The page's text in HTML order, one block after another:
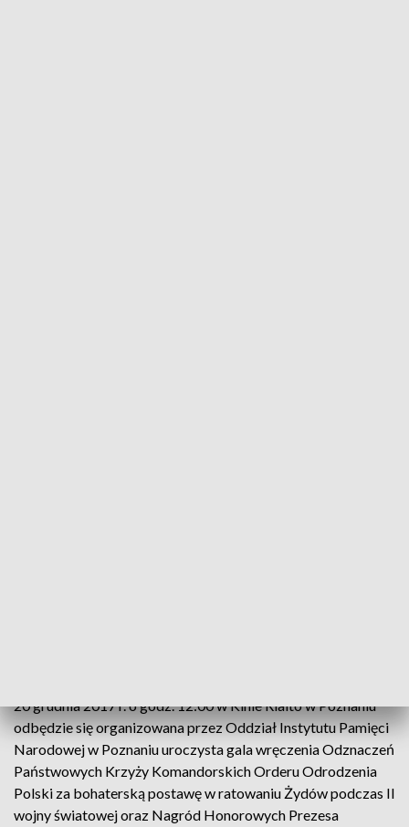
20 grudnia 2017 r. o godz. 12:00 w Kinie Rialto w Poznaniu
odbędzie się organizowana przez Oddział Instytutu Pamięci
Narodowej w Poznaniu uroczysta gala wręczenia Odznaczeń
Państwowych Krzyży Komandorskich Orderu Odrodzenia
Polski za bohaterską postawę w ratowaniu Żydów podczas II
wojny światowej oraz Nagród Honorowych Prezesa